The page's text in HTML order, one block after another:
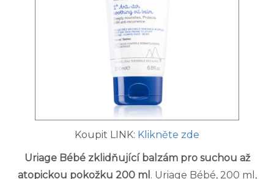
Koupit LINK: Klikněte zde
Uriage Bébé zklidňující balzám pro suchou až
atopickou pokožku 200 ml . Uriage Bébé, 200 ml,